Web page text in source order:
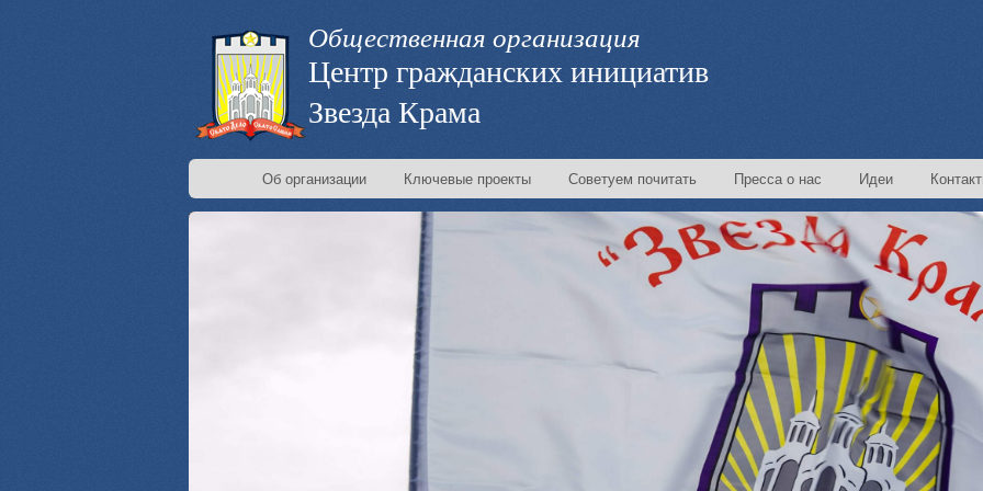
Общественная организация
Центр гражданских инициатив
Звезда Крама
Об организации Ключевые проекты Советуем почитать Пресса о нас Идеи